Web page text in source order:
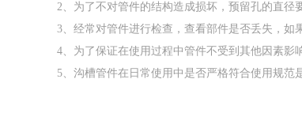
2、为了不对管件的结构造成损坏，预留孔的直径
3、经常对管件进行检查，查看部件是否丢失，如
4、为了保证在使用过程中管件不受到其他因素影
5、沟槽管件在日常使用中是否严格符合使用规范